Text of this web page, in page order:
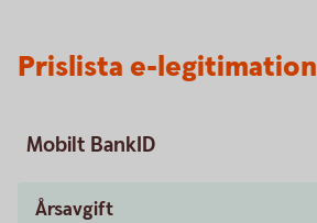
Prislista e-legitimation
Mobilt BankID
Årsavgift